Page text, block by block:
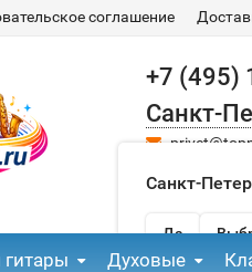
соглашение
+7 (495)
Санкт-
Санкт-
Да
гитары Духовые